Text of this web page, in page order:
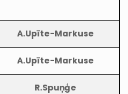
A.Upīte-Markuse
A.Upīte-Markuse
R.Spuņģe